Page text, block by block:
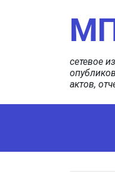
сетевое
актов,